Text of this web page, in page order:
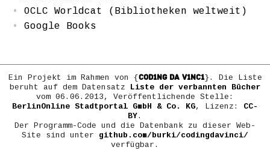
OCLC Worldcat (Bibliotheken weltweit)
Google Books
Ein Projekt im Rahmen von {COD1NG DA V1NC1}. Die Liste
beruht auf dem Datensatz Liste der verbannten Bücher
vom 06.06.2013, Veröffentlichende Stelle:
BerlinOnline Stadtportal GmbH & Co. KG, Lizenz: CC-
BY.
Der Programm-Code und die Datenbank zu dieser Web-
Site sind unter github.com/burki/codingdavinci/
verfügbar.